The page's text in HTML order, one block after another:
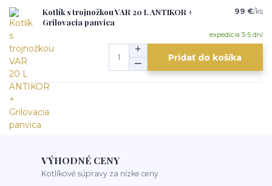
Kotlík s trojnožkou VAR 20 L ANTIKOR +
Grilovacia panvica
99 €/ks
expedícia 3-5 dní
Pridať do košíka
VÝHODNÉ CENY
Kotlíkové súpravy za nízke ceny